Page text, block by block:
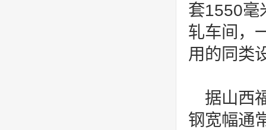
套1550毫
轧车间，
用的同类
据山西
钢宽幅通